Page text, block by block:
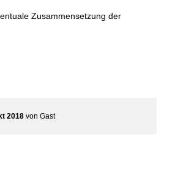
Zusammensetzung der
2018 von Gast